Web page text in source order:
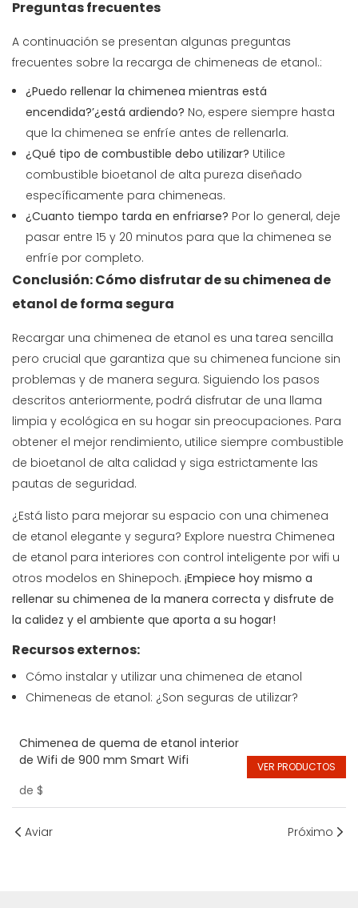
Preguntas frecuentes
A continuación se presentan algunas preguntas
frecuentes sobre la recarga de chimeneas de etanol.:
¿Puedo rellenar la chimenea mientras está
encendida?’¿está ardiendo? No, espere siempre hasta
que la chimenea se enfríe antes de rellenarla.
¿Qué tipo de combustible debo utilizar? Utilice
combustible bioetanol de alta pureza diseñado
específicamente para chimeneas.
¿Cuanto tiempo tarda en enfriarse? Por lo general, deje
pasar entre 15 y 20 minutos para que la chimenea se
enfríe por completo.
Conclusión: Cómo disfrutar de su chimenea de
etanol de forma segura
Recargar una chimenea de etanol es una tarea sencilla
pero crucial que garantiza que su chimenea funcione sin
problemas y de manera segura. Siguiendo los pasos
descritos anteriormente, podrá disfrutar de una llama
limpia y ecológica en su hogar sin preocupaciones. Para
obtener el mejor rendimiento, utilice siempre combustible
de bioetanol de alta calidad y siga estrictamente las
pautas de seguridad.
¿Está listo para mejorar su espacio con una chimenea
de etanol elegante y segura? Explore nuestra Chimenea
de etanol para interiores con control inteligente por wifi u
otros modelos en Shinepoch. ¡Empiece hoy mismo a
rellenar su chimenea de la manera correcta y disfrute de
la calidez y el ambiente que aporta a su hogar!
Recursos externos:
Cómo instalar y utilizar una chimenea de etanol
Chimeneas de etanol: ¿Son seguras de utilizar?
Chimenea de quema de etanol interior
de Wifi de 900 mm Smart Wifi
de $
VER PRODUCTOS
Aviar Próximo